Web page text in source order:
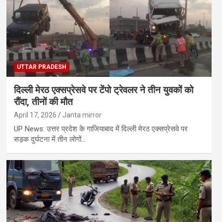
UTTAR PRADESH
दिल्ली मेरठ एक्सप्रेसवे पर टेंपो ट्रेवलर ने तीन युवकों को
रौंदा, तीनों की मौत
April 17, 2026 Janta mirror
UP News: उत्तर प्रदेश के गाजियाबाद में दिल्ली मेरठ एक्सप्रेसवे पर
सड़क दुर्घटना में तीन लोगों…